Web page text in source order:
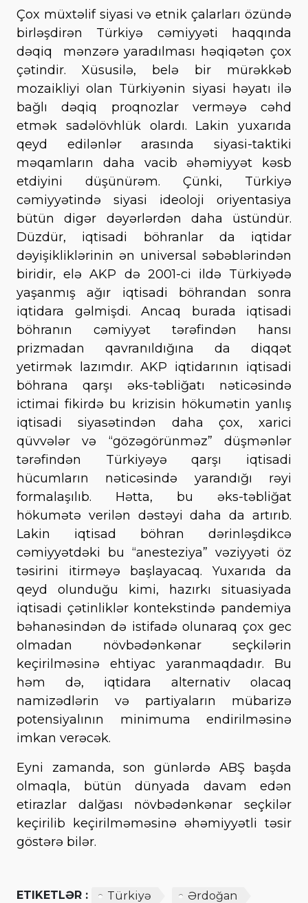
Çox müxtəlif siyasi və etnik çalarları özündə
birləşdirən Türkiyə cəmiyyəti haqqında
dəqiq mənzərə yaradılması həqiqətən çox
çətindir. Xüsusilə, belə bir mürəkkəb
mozaikliyi olan Türkiyənin siyasi həyatı ilə
bağlı dəqiq proqnozlar verməyə cəhd
etmək sadəlövhlük olardı. Lakin yuxarıda
qeyd edilənlər arasında siyasi-taktiki
məqamların daha vacib əhəmiyyət kəsb
etdiyini düşünürəm. Çünki, Türkiyə
cəmiyyətində siyasi ideoloji oriyentasiya
bütün digər dəyərlərdən daha üstündür.
Düzdür, iqtisadi böhranlar da iqtidar
dəyişikliklərinin ən universal səbəblərindən
biridir, elə AKP də 2001-ci ildə Türkiyədə
yaşanmış ağır iqtisadi böhrandan sonra
iqtidara gəlmişdi. Ancaq burada iqtisadi
böhranın cəmiyyət tərəfindən hansı
prizmadan qavranıldığına da diqqət
yetirmək lazımdır. AKP iqtidarının iqtisadi
böhrana qarşı əks-təbliğatı nəticəsində
ictimai fikirdə bu krizisin hökumətin yanlış
iqtisadi siyasətindən daha çox, xarici
qüvvələr və “gözəgörünməz” düşmənlər
tərəfindən Türkiyəyə qarşı iqtisadi
hücumların nəticəsində yarandığı rəyi
formalaşılıb. Hətta, bu əks-təbliğat
hökumətə verilən dəstəyi daha da artırıb.
Lakin iqtisad böhran dərinləşdikcə
cəmiyyətdəki bu “anesteziya” vəziyyəti öz
təsirini itirməyə başlayacaq. Yuxarıda da
qeyd olunduğu kimi, hazırkı situasiyada
iqtisadi çətinliklər kontekstində pandemiya
bəhanəsindən də istifadə olunaraq çox gec
olmadan növbədənkənar seçkilərin
keçirilməsinə ehtiyac yaranmaqdadır. Bu
həm də, iqtidara alternativ olacaq
namizədlərin və partiyaların mübarizə
potensiyalının minimuma endirilməsinə
imkan verəcək.
Eyni zamanda, son günlərdə ABŞ başda
olmaqla, bütün dünyada davam edən
etirazlar dalğası növbədənkənar seçkilər
keçirilib keçirilməməsinə əhəmiyyətli təsir
göstərə bilər.
ETIKETLƏR : Türkiyə
Ərdoğan